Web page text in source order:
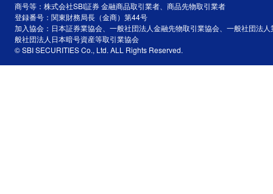
商号等：株式会社SBI証券 金融商品取引業者、商品先物取引業者
登録番号：関東財務局長（金商）第44号
加入協会：日本証券業協会、一般社団法人金融先物取引業協会、一般社団法
般社団法人日本暗号資産等取引業協会
© SBI SECURITIES Co., Ltd. ALL Rights Reserved.